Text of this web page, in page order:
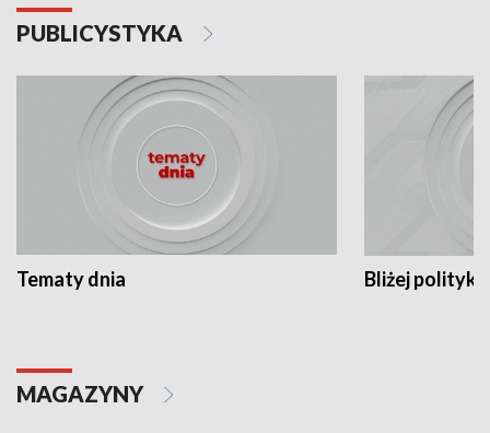
PUBLICYSTYKA
Tematy dnia Bliżej polityki
MAGAZYNY